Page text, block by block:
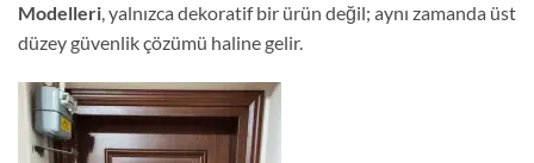
Modelleri, yalnızca dekoratif bir ürün değil; aynı zamanda üst
düzey güvenlik çözümü haline gelir.